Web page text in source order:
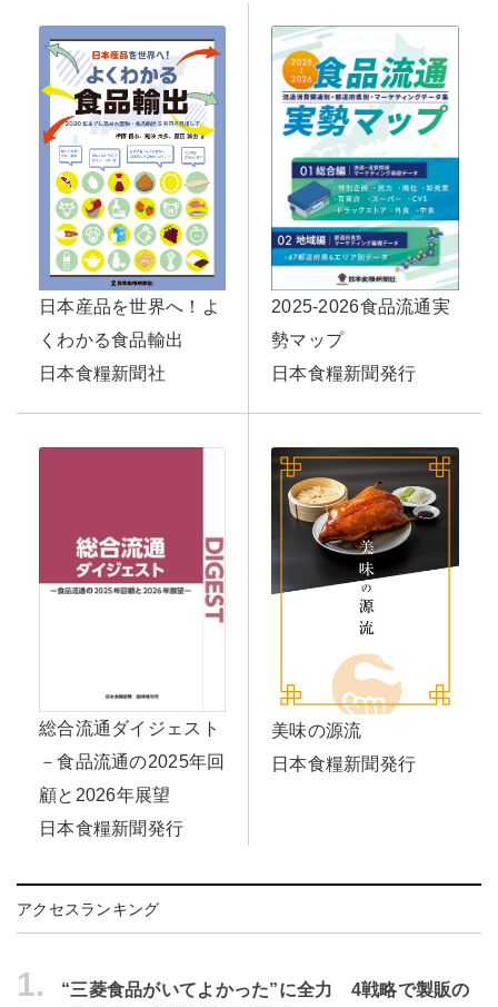
日本産品を世界へ！よ
くわかる食品輸出
日本食糧新聞社
2025-2026食品流通実
勢マップ
日本食糧新聞発行
総合流通ダイジェスト
－食品流通の2025年回
顧と2026年展望
日本食糧新聞発行
美味の源流
日本食糧新聞発行
アクセスランキング
1.
“三菱食品がいてよかった”に全力 4戦略で製販の